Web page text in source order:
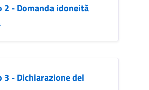
2 - Domanda idoneità
3 - Dichiarazione del